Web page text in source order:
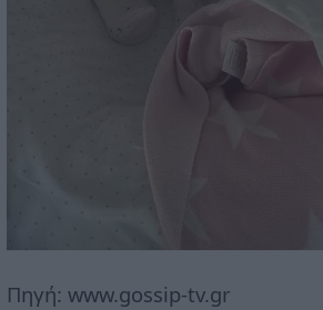
Πηγή: www.gossip-tv.gr